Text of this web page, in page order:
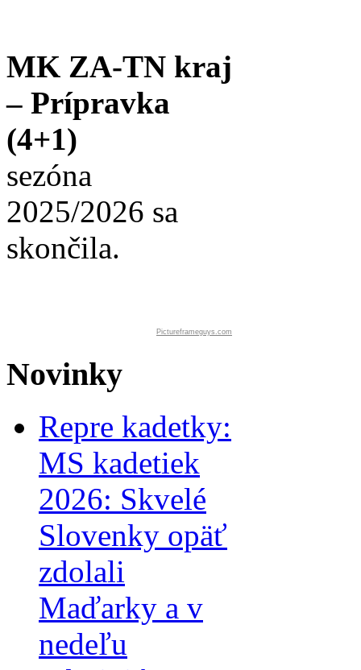
MK ZA-TN kraj
– Prípravka
(4+1)
sezóna
2025/2026 sa
skončila.
Pictureframeguys.com
Novinky
Repre kadetky:
MS kadetiek
2026: Skvelé
Slovenky opäť
zdolali
Maďarky a v
nedeľu